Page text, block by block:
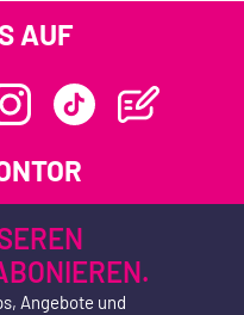
AUF
Angebote und